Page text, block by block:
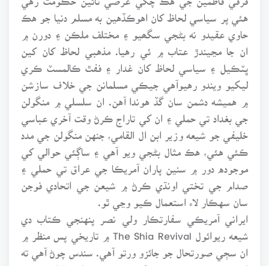
هئي پر سياسي لحاظ کان اهوڪڏهين به مسلم دنيا جو هڪ
حاوي عقيدو نه بڻجي سگھيو ۽ مختلف ملڪن ۽ دورن ۾
ان جا مڃيندڙ عتاب ۾ ئي رهيا. مذهبي لحاظ کان کين
ڀٽڪيل ۽ سياسي لحاظ کان غدار ۽ ففٿ ڪالمسٽ ڪري
ليکيو ويندو رهيوآهي جيڪي مسلمانن جي خلاف سازشن
۾ هميشه دشمن سان گڏ هوندا آهن. ان سلسلي ۾ منگولن
جي بغداد تي حملي ۽ ان کي تاراج ڪرڻ وقت آخري عباسي
خليفي جو شيعه وزير ابن ال القامي، جنهن منگولن جي مدد
ڪئي هئي، هڪ مثال بڻجي ويو آهي ۽ ساڳئي حوالي کي
موجوده دور ۾ سنين پاران آمريڪا جي عراق تي حملي ۽
صدام جي تختي اونڌي ڪرڻ ۾ شيعن جي اتحادي فوجن
سان سهڪار لاء استعمال ڪيو وڃي ٿو.
ايراني آمريڪي سفارتڪار ولي نصر پنهنجي ڪتاب دي
شيعه ريوائول The Shia Revival ۾ تاريخي پس منظر ۾
ان سڄي صورتحال جو جائزو ورتو آهي. سندس چوڻ آهي ته
ان روئي جي ڪري شيعن کي سني حڪمرانن پاران هميشه